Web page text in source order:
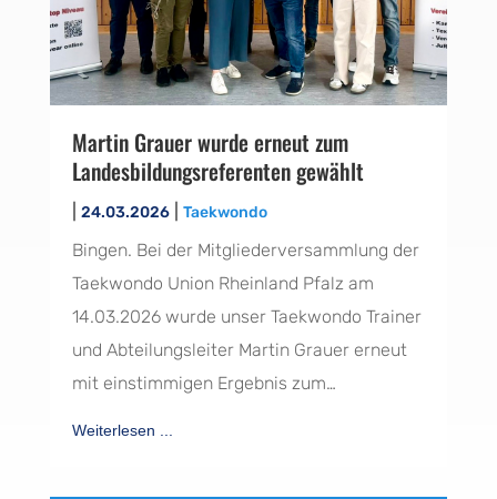
Martin Grauer wurde erneut zum
Landesbildungsreferenten gewählt
24.03.2026 Taekwondo
Bingen. Bei der Mitgliederversammlung der
Taekwondo Union Rheinland Pfalz am
14.03.2026 wurde unser Taekwondo Trainer
und Abteilungsleiter Martin Grauer erneut
mit einstimmigen Ergebnis zum…
Weiterlesen ...